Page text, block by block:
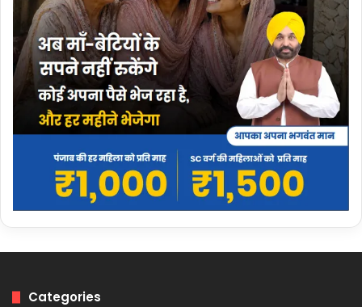
Categories